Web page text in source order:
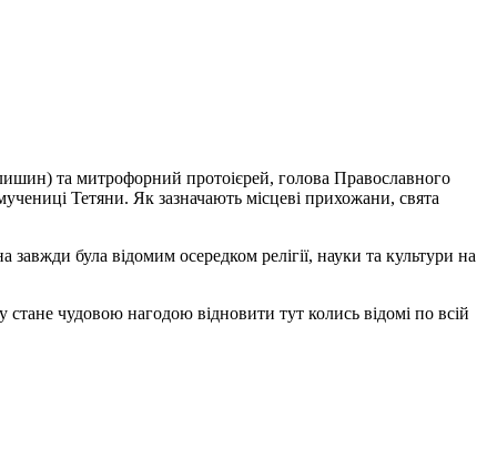
та митрофорний протоієрей, голова Православного
Тетяни. Як зазначають місцеві прихожани, свята
була відомим осередком релігії, науки та культури на
чудовою нагодою відновити тут колись відомі по всій